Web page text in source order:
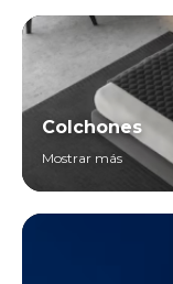
Colchones
Mostrar más